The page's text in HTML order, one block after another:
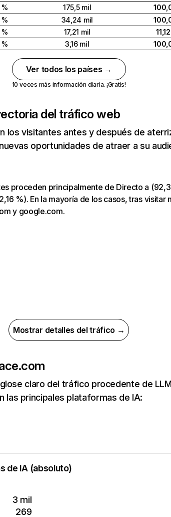
175,5 mil
34,24 mil
17,21 mil
3,16 mil
Ver todos los países →
10 veces más información diaria. ¡Gratis!
del tráfico web
los visitantes antes y después de
oportunidades de atraer a su
proceden principalmente de Directo a
%). En la mayoría de los casos, tras visitar
y google.com.
Mostrar detalles del tráfico →
claro del tráfico procedente de
las principales plataformas de IA:
de IA (absoluto)
3 mil
269